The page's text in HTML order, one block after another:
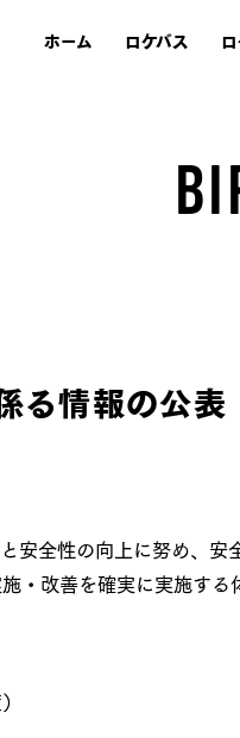
ホーム ロケバス
る情報の公表
安全性の向上に努め、安
・改善を確実に実施する